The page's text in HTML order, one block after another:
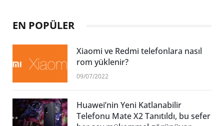
EN POPÜLER
Xiaomi ve Redmi telefonlara nasıl
rom yüklenir?
09/07/2022
Huawei’nin Yeni Katlanabilir
Telefonu Mate X2 Tanıtıldı, bu sefer